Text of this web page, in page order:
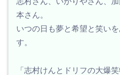
本さん。
いつの日も夢と希望と笑い
す。
「志村けんとドリフの大爆笑